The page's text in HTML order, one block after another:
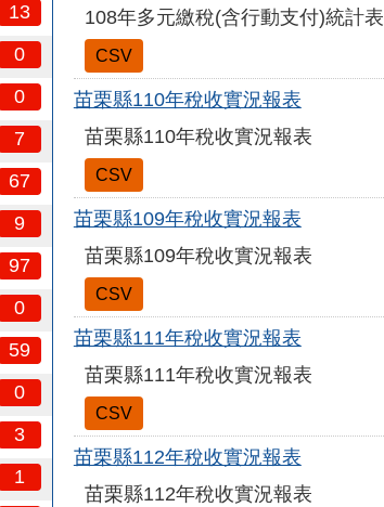
13
0
0
7
67
9
97
0
59
0
3
1
108年多元繳稅(含行動支付)統計表
CSV
苗栗縣110年稅收實況報表
苗栗縣110年稅收實況報表
CSV
苗栗縣109年稅收實況報表
苗栗縣109年稅收實況報表
CSV
苗栗縣111年稅收實況報表
苗栗縣111年稅收實況報表
CSV
苗栗縣112年稅收實況報表
苗栗縣112年稅收實況報表